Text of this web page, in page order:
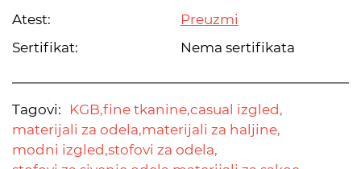
Atest:
Preuzmi
Sertifikat:
Nema sertifikata
Tagovi: KGB,fine tkanine,casual izgled,
materijali za odela,materijali za haljine,
modni izgled,stofovi za odela,